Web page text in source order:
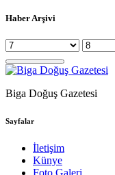
Haber Arşivi
Biga Doğuş Gazetesi
Sayfalar
İletişim
Künye